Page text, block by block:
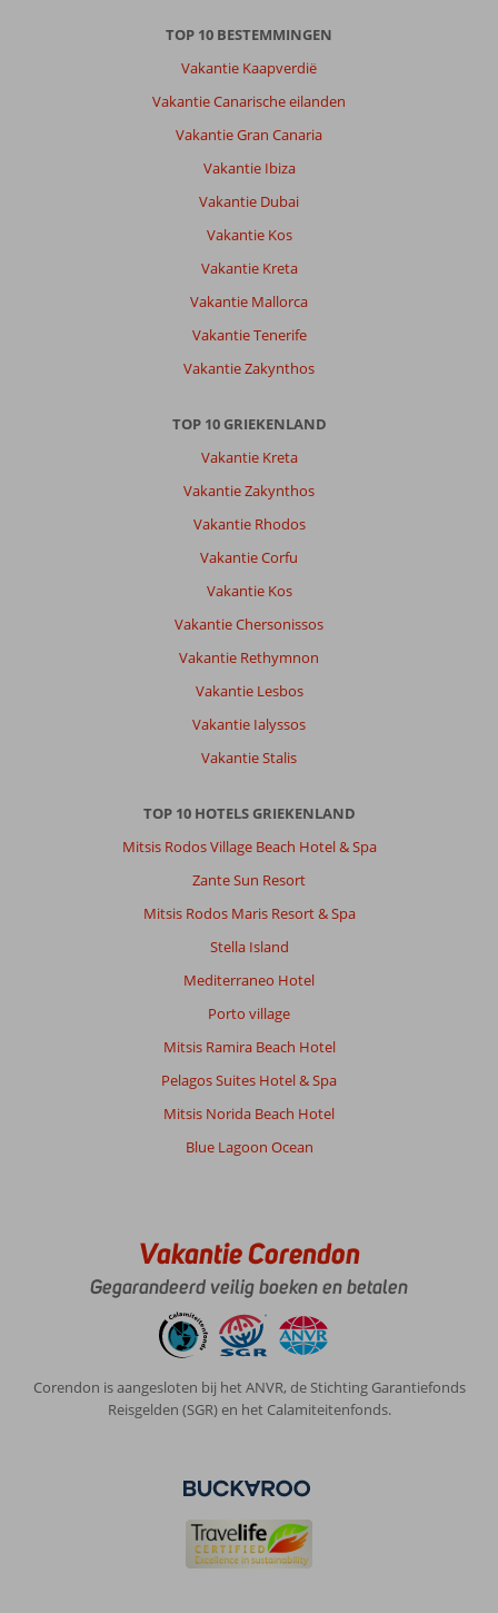
TOP 10 BESTEMMINGEN
Vakantie Kaapverdië
Vakantie Canarische eilanden
Vakantie Gran Canaria
Vakantie Ibiza
Vakantie Dubai
Vakantie Kos
Vakantie Kreta
Vakantie Mallorca
Vakantie Tenerife
Vakantie Zakynthos
TOP 10 GRIEKENLAND
Vakantie Kreta
Vakantie Zakynthos
Vakantie Rhodos
Vakantie Corfu
Vakantie Kos
Vakantie Chersonissos
Vakantie Rethymnon
Vakantie Lesbos
Vakantie Ialyssos
Vakantie Stalis
TOP 10 HOTELS GRIEKENLAND
Mitsis Rodos Village Beach Hotel & Spa
Zante Sun Resort
Mitsis Rodos Maris Resort & Spa
Stella Island
Mediterraneo Hotel
Porto village
Mitsis Ramira Beach Hotel
Pelagos Suites Hotel & Spa
Mitsis Norida Beach Hotel
Blue Lagoon Ocean
Vakantie Corendon
Gegarandeerd veilig boeken en betalen
Corendon is aangesloten bij het ANVR, de Stichting Garantiefonds
Reisgelden (SGR) en het Calamiteitenfonds.